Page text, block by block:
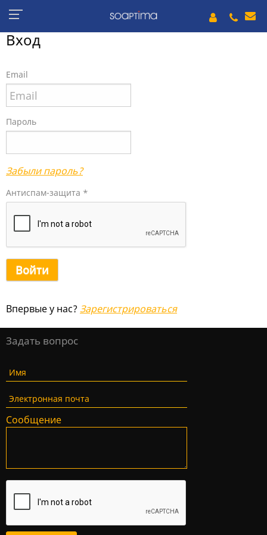
Вход
Email
Пароль
Забыли пароль?
Антиспам-защита *
Впервые у нас?Зарегистрироваться
Задать вопрос
Имя
Электронная почта
Сообщение